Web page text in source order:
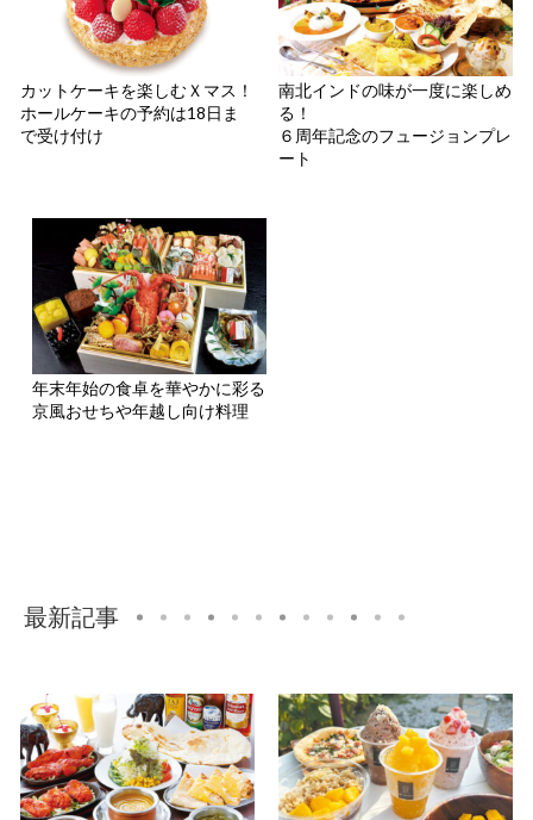
カットケーキを楽しむＸマス！
ホールケーキの予約は18日ま
で受け付け
南北インドの味が一度に楽しめ
る！
６周年記念のフュージョンプレ
ート
年末年始の食卓を華やかに彩る
京風おせちや年越し向け料理
最新記事